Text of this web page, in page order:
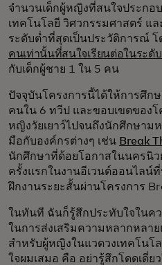
จำนวนเด็กผู้หญิงที่สนใจประกอ
เทคโนโลยี วิศวกรรมศาสตร์ แ
ระดับต่ำที่สุดเป็นประวัติการณ์ โ
คนเท่านั้นที่สนใจเรียนต่อในระ
กับเด็กผู้ชาย 1 ใน 5 คน
ปัจจุบันโครงการนี้ได้ให้การศึก
คนใน 6 ทวีป และขอบเขตของ
หญิงวัยเยาว์ไปจนถึงนักศึกษาม
มือกับองค์กรต่างๆ เช่น Break
นักศึกษาที่ด้อยโอกาสในนครนิ
ครั้งแรกในงานอีเวนต์ออนไลน์
ฝึกงานระยะสั้นผ่านโครงการ
ในทันที ฉันก็รู้สึกประทับใจในค
ในการส่งเสริมความหลากหลา
สำหรับผู้หญิงในแวดวงเทคโน
ใจผมเสมอ คือ อย่ารู้สึกโดดเดี่ย